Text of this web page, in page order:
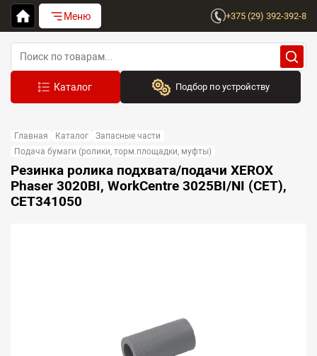
Меню +375 (29) 392-392-8
Подбор по устройству
Выберите бренд
Устройство:
Сначала выберите бренд
Главная Каталог
Запасные части
Подача бумаги (ролики, торм.площадки, муфты)
Резинка ролика подхвата/подачи XEROX
Phaser 3020BI, WorkCentre 3025BI/NI (CET),
CET341050